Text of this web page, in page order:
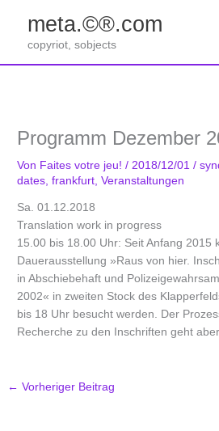
springen
meta.©®.com
copyriot, sobjects
Programm Dezember
Von Faites votre jeu!/ 2018/12/01/
dates ,frankfurt ,Veranstaltungen
Sa. 01.12.2018
Translation work in progress
15.00 bis 18.00 Uhr: Seit Anfang 2015
Dauerausstellung »Raus von hier.
in Abschiebehaft und
2002« in zweiten Stock des
bis 18 Uhr ­besucht werden. Der
Recherche zu den Inschriften geht
← Vorheriger Beitrag